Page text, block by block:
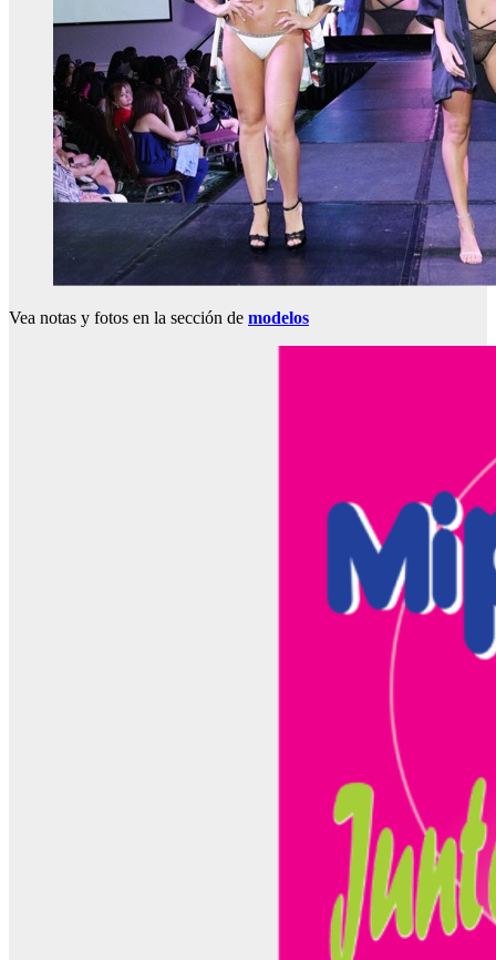
Vea notas y fotos en la sección de modelos